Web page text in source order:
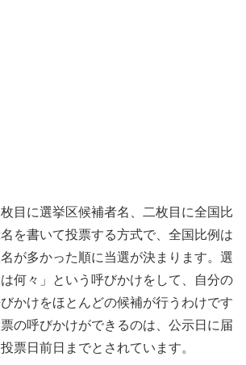
目に選挙区候補者名、二枚目に全国比
を書いて投票する方式で、全国比例は
が多かった順に当選が決まります。選
何々」という呼びかけをして、自分の
かけをほとんどの候補が行うわけです
の呼びかけができるのは、公示日に届
票日前日までとされています。